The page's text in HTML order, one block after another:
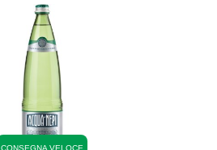
CONSEGNA VELOCE